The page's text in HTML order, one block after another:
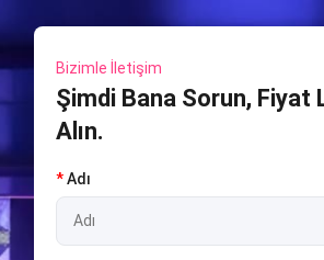
Bizimle İletişim
Şimdi Bana Sorun, Fiyat
Alın.
*Adı